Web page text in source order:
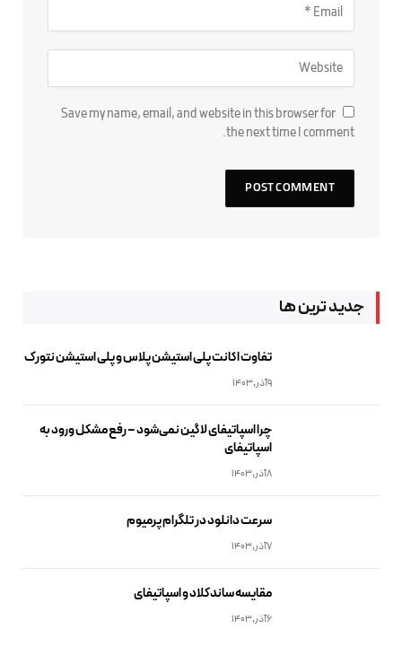
Save my name, email, and website in this browser for
the next time I comment.
جدید ترین ها
تفاوت اکانت پلی استیشن پلاس و پلی استیشن نتورک
9آذر,1403
چرا اسپاتیفای لاگین نمی‌شود – رفع مشکل ورود به
اسپاتیفای
8آذر,1403
سرعت دانلود در تلگرام پرمیوم
7آذر,1403
مقایسه ساندکلاد و اسپاتیفای
6آذر,1403